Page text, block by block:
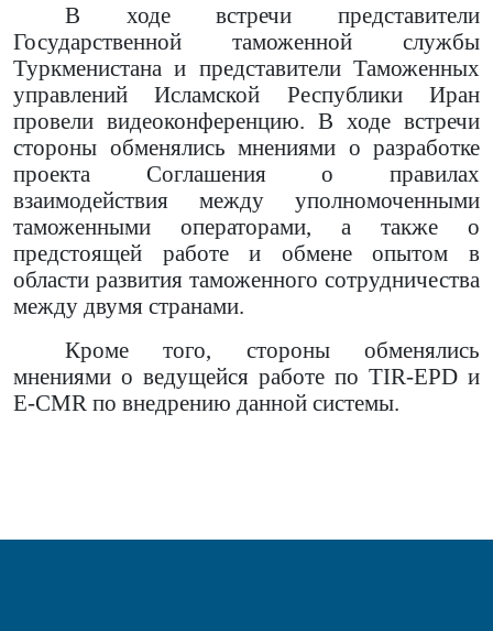
В ходе встречи представители
Государственной таможенной службы
Туркменистана и представители Таможенных
управлений Исламской Республики Иран
провели видеоконференцию. В ходе встречи
стороны обменялись мнениями о разработке
проекта Соглашения о правилах
взаимодействия между уполномоченными
таможенными операторами, а также о
предстоящей работе и обмене опытом в
области развития таможенного сотрудничества
между двумя странами.
Кроме того, стороны обменялись
мнениями о ведущейся работе по TIR-EPD и
E-CMR по внедрению данной системы.